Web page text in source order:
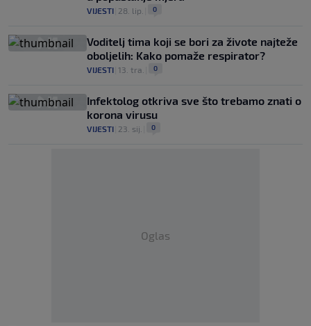
VIJESTI 28. lip. 0
Voditelj tima koji se bori za živote najteže
oboljelih: Kako pomaže respirator?
VIJESTI 13. tra. 0
Infektolog otkriva sve što trebamo znati o
korona virusu
VIJESTI 23. sij. 0
Oglas